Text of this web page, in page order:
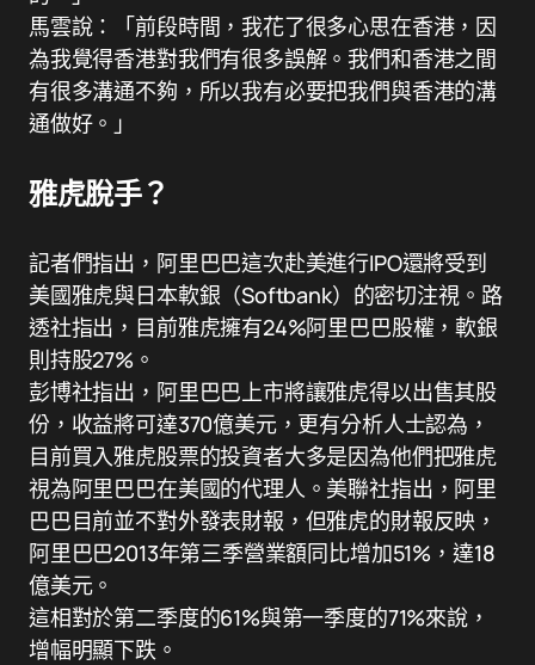
馬雲說：「前段時間，我花了很多心思在香港，因
為我覺得香港對我們有很多誤解。我們和香港之間
有很多溝通不夠，所以我有必要把我們與香港的溝
通做好。」
雅虎脫手？
記者們指出，阿里巴巴這次赴美進行IPO還將受到
美國雅虎與日本軟銀（Softbank）的密切注視。路
透社指出，目前雅虎擁有24%阿里巴巴股權，軟銀
則持股27%。
彭博社指出，阿里巴巴上市將讓雅虎得以出售其股
份，收益將可達370億美元，更有分析人士認為，
目前買入雅虎股票的投資者大多是因為他們把雅虎
視為阿里巴巴在美國的代理人。美聯社指出，阿里
巴巴目前並不對外發表財報，但雅虎的財報反映，
阿里巴巴2013年第三季營業額同比增加51%，達18
億美元。
這相對於第二季度的61%與第一季度的71%來說，
增幅明顯下跌。